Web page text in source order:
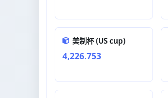
美制杯 (US cup)
4,226.753